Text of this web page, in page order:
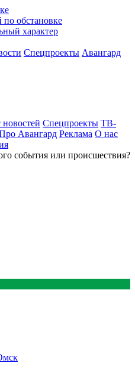
по обстановке
характер
Спецпроекты Авангард
новостей Спецпроекты ТВ-
Авангард Реклама О нас
события или происшествия?